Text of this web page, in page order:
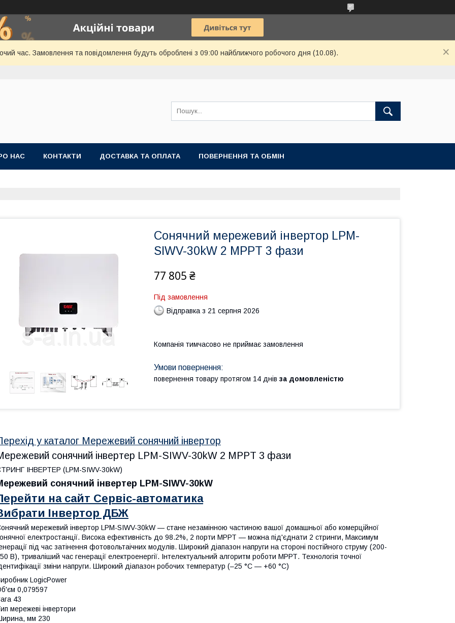
час. Замовлення та повідомлення будуть оброблені з 09:00 найближчого робочого дня (10.08).
НАС КОНТАКТИ ДОСТАВКА ТА ОПЛАТА ПОВЕРНЕННЯ ТА ОБМІН
Сонячний мережевий інвертор LPM-
SIWV-30kW 2 MPPT 3 фази
77 805 ₴
Під замовлення
Відправка з 21 серпня 2026
Компанія тимчасово не приймає замовлення
повернення товару протягом 14 днів за домовленістю
у каталог Мережевий сонячний інвертор
сонячний інвертер LPM-SIWV-30kW 2 MPPT 3 фази
ІНВЕРТЕР (LPM-SIWV-30kW)
сонячний інвертер LPM-SIWV-30kW
на сайт Сервіс-автоматика
Інвертор ДБЖ
мережевий інвертор LPM-SIWV-30kW — стане незамінною частиною вашої домашньої або комерційної
електростанції. Висока ефективність до 98.2%, 2 порти МРРТ — можна під'єднати 2 стринги, Максимум
під час затінення фотовольтаічних модулів. Широкий діапазон напруги на стороні постійного струму (200-
В), триваліший час генерації електроенергії. Інтелектуальний алгоритм роботи МРРТ. Технологія точної
зміни напруги. Широкий діапазон робочих температур (–25 °C — +60 °C)
LogicPower
0,079597
43
мережеві інвертори
мм 230